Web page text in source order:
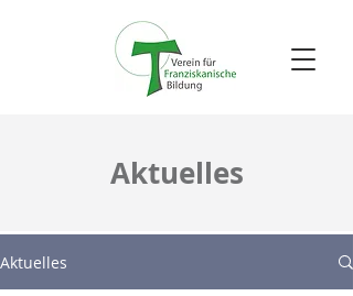
Aktuelles
Aktuelles